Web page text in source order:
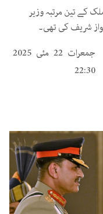
کے تین مرتبہ وزیر
شریف کی تھی۔
جمعرات 22 مئی 2025
22:30